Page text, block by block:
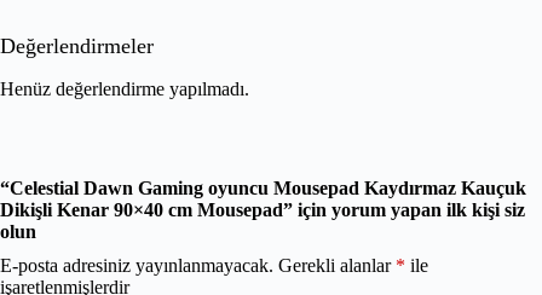
Değerlendirmeler
Henüz değerlendirme yapılmadı.
“Celestial Dawn Gaming oyuncu Mousepad Kaydırmaz Kauçuk
Dikişli Kenar 90×40 cm Mousepad” için yorum yapan ilk kişi siz
olun
E-posta adresiniz yayınlanmayacak. Gerekli alanlar * ile
işaretlenmişlerdir